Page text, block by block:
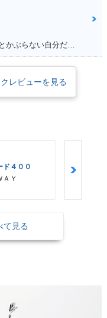
満足ポイント:カスタムパーツが多い！！ 他とかぶらない自分だけのオリジナルバイクを作れます☆ 400ccだけど、カスタムすれば迫力満点
レビューを見る
ド４００
ＡＹ
て見る